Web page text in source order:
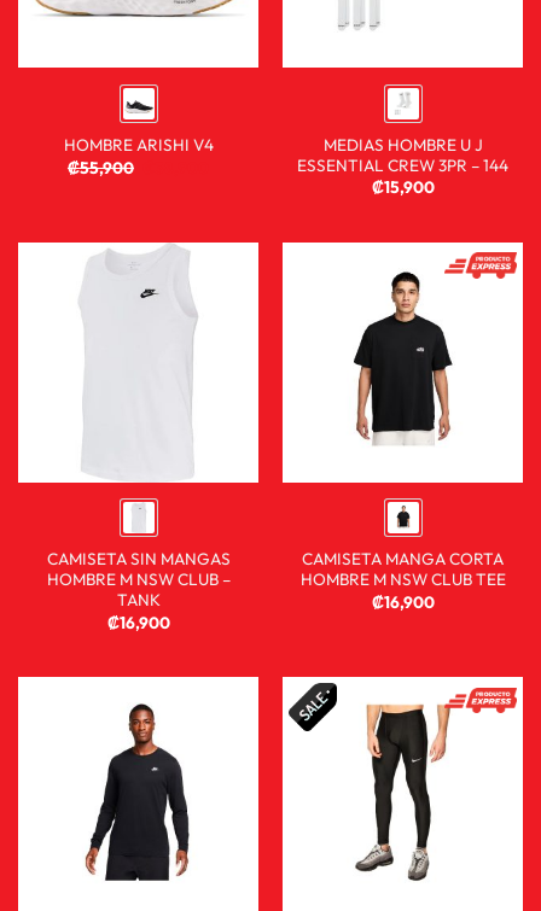
HOMBRE ARISHI V4
₡55,900
MEDIAS HOMBRE U J
ESSENTIAL CREW 3PR – 144
₡15,900
CAMISETA SIN MANGAS
HOMBRE M NSW CLUB –
TANK
₡16,900
CAMISETA MANGA CORTA
HOMBRE M NSW CLUB TEE
₡16,900